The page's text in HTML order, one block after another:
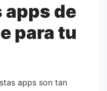
apps de
para tu
apps son tan